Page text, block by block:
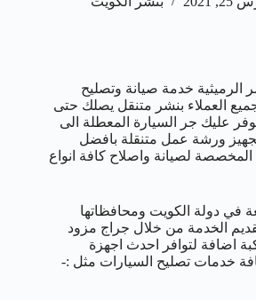
الرميثية خدمة صيانة وتصليح
العملاء بنشر متنقل يصلك حتى
عليك جر السيارة المعطلة الى
ورشة عمل متنقلة بافضل
المخصصة لصيانة واصلاح كافة انواع
في دولة الكويت ومحافظاتها
الخدمة من خلال جراج مزود
اضافة لتوافر احدث اجهزة
خدمات تصليح السيارات مثل :-